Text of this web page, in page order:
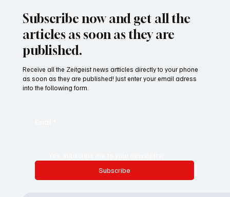
Subscribe now and get all the
articles as soon as they are
published.
Subscribe
Receive all the Zeitgeist news artticles directly to your phone
as soon as they are published! Just enter your email adress
into the following form.